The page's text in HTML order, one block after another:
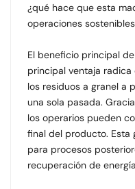
¿qué hace que esta
operaciones
El beneficio principal
principal ventaja
los residuos a granel a
una sola pasada.
los operarios pueden
final del producto. Esta
para procesos
recuperación de